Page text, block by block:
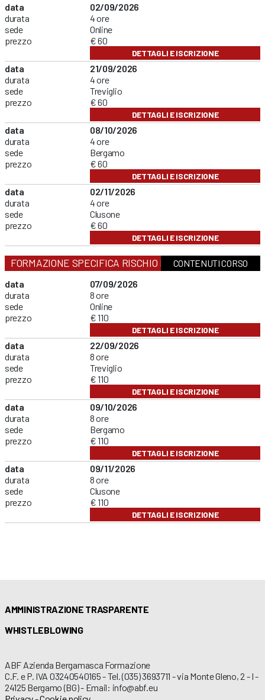
data
durata
sede
prezzo
02/09/2026
4 ore
Online
€ 60
DETTAGLI E ISCRIZIONE
data
durata
sede
prezzo
21/09/2026
4 ore
Treviglio
€ 60
DETTAGLI E ISCRIZIONE
data
durata
sede
prezzo
08/10/2026
4 ore
Bergamo
€ 60
DETTAGLI E ISCRIZIONE
data
durata
sede
prezzo
02/11/2026
4 ore
Clusone
€ 60
DETTAGLI E ISCRIZIONE
FORMAZIONE SPECIFICA RISCHIO MEDIOCONTENUTI CORSO
data
durata
sede
prezzo
07/09/2026
8 ore
Online
€ 110
DETTAGLI E ISCRIZIONE
data
durata
sede
prezzo
22/09/2026
8 ore
Treviglio
€ 110
DETTAGLI E ISCRIZIONE
data
durata
sede
prezzo
09/10/2026
8 ore
Bergamo
€ 110
DETTAGLI E ISCRIZIONE
data
durata
sede
prezzo
09/11/2026
8 ore
Clusone
€ 110
DETTAGLI E ISCRIZIONE
AMMINISTRAZIONE TRASPARENTE
WHISTLEBLOWING
ABF Azienda Bergamasca Formazione
C.F. e P. IVA 03240540165 - Tel. (035) 3693711 - via Monte Gleno, 2 - I -
24125 Bergamo (BG) - Email: info@abf.eu